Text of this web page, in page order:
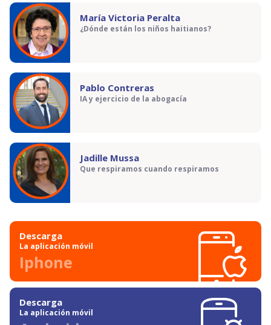
María Victoria Peralta
¿Dónde están los niños haitianos?
Pablo Contreras
IA y ejercicio de la abogacía
Jadille Mussa
Que respiramos cuando respiramos
Descarga
La aplicación móvil
Iphone
Descarga
La aplicación móvil